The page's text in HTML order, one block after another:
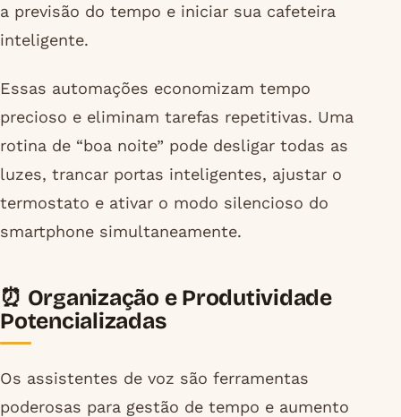
a previsão do tempo e iniciar sua cafeteira
inteligente.
Essas automações economizam tempo
precioso e eliminam tarefas repetitivas. Uma
rotina de “boa noite” pode desligar todas as
luzes, trancar portas inteligentes, ajustar o
termostato e ativar o modo silencioso do
smartphone simultaneamente.
⏰ Organização e Produtividade
Potencializadas
Os assistentes de voz são ferramentas
poderosas para gestão de tempo e aumento